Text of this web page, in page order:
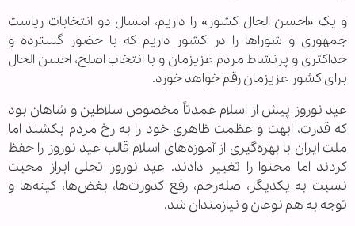
و یک «احسن الحال کشور» را داریم، امسال دو انتخابات ریاست
جمهوری و شوراها را در کشور داریم که با حضور گسترده و
حداکثری و پرنشاط مردم عزیزمان و با انتخاب اصلح، احسن الحال
برای کشور عزیزمان رقم خواهد خورد.
عید نوروز پیش از اسلام عمدتاً مخصوص سلاطین و شاهان بود
که قدرت، ابهت و عظمت ظاهری خود را به رخ مردم بکشند اما
ملت ایران با بهره‌گیری از آموزه‌های اسلام قالب عید نوروز را حفظ
کردند اما محتوا را تغییر دادند. عید نوروز تجلی ابراز محبت
نسبت به یکدیگر، صله‌رحم، رفع کدورت‌ها، بغض‌ها، کینه‌ها و
توجه به هم نوعان و نیازمندان شد.